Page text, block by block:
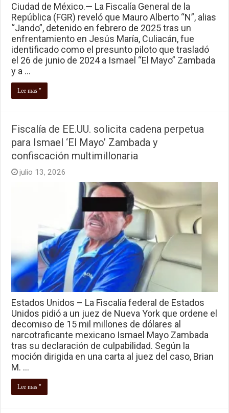
Ciudad de México.— La Fiscalía General de la
República (FGR) reveló que Mauro Alberto “N”, alias
“Jando”, detenido en febrero de 2025 tras un
enfrentamiento en Jesús María, Culiacán, fue
identificado como el presunto piloto que trasladó
el 26 de junio de 2024 a Ismael “El Mayo” Zambada
y a …
Lee mas "
Fiscalía de EE.UU. solicita cadena perpetua
para Ismael ‘El Mayo’ Zambada y
confiscación multimillonaria
julio 13, 2026
Estados Unidos – La Fiscalía federal de Estados
Unidos pidió a un juez de Nueva York que ordene el
decomiso de 15 mil millones de dólares al
narcotraficante mexicano Ismael Mayo Zambada
tras su declaración de culpabilidad. Según la
moción dirigida en una carta al juez del caso, Brian
M. …
Lee mas "